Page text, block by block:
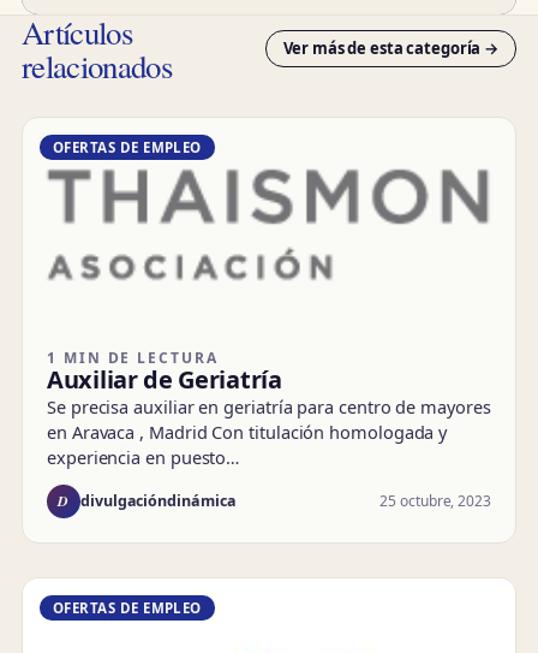
Artículos
relacionados Ver más de esta categoría →
OFERTAS DE EMPLEO
1 MIN DE LECTURA
Auxiliar de Geriatría
Se precisa auxiliar en geriatría para centro de mayores
en Aravaca , Madrid Con titulación homologada y
experiencia en puesto…
D divulgacióndinámica 25 octubre, 2023
OFERTAS DE EMPLEO